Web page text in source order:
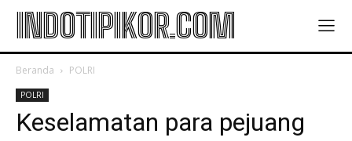
INDOTIPIKOR.COM
Beranda POLRI
POLRI
Keselamatan para pejuang